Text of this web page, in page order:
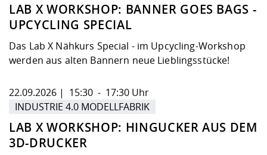
LAB X WORKSHOP: BANNER GOES BAGS -
UPCYCLING SPECIAL
Das Lab X Nähkurs Special - im Upcycling-Workshop
werden aus alten Bannern neue Lieblingsstücke!
LAB X WORKSHOP: HINGUCKER AUS DEM
3D-DRUCKER
22.09.2026 | 15:30 - 17:30 Uhr
INDUSTRIE 4.0 MODELLFABRIK